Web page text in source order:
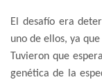
El desafío era
uno de ellos, ya
Tuvieron que
genética de la